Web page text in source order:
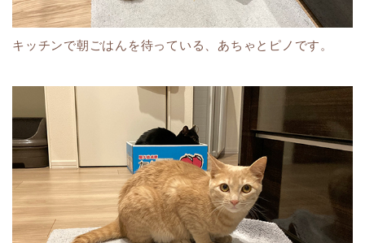
キッチンで朝ごはんを待っている、あちゃとピノです。